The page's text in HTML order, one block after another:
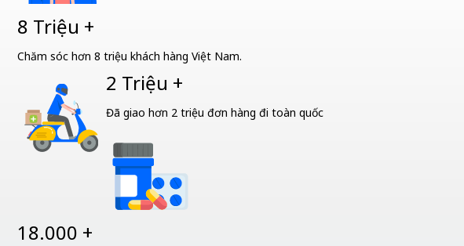
8 Triệu +
Chăm sóc hơn 8 triệu khách hàng Việt Nam.
2 Triệu +
Đã giao hơn 2 triệu đơn hàng đi toàn quốc
18.000 +